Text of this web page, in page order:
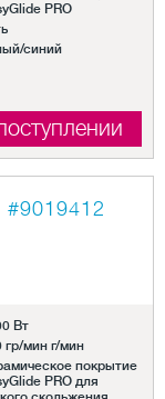
PRO
синий
#9019412
Вт
гр/мин г/мин
покрытие
PRO для